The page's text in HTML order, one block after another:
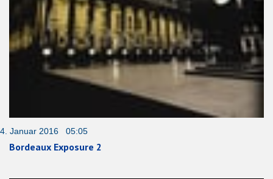
4. Januar 2016 05:05
Bordeaux Exposure 2